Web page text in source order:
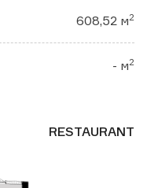
608,52 м2
- м2
RESTAURANT